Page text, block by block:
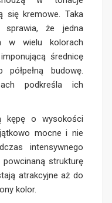
się kremowe. Taka
sprawia, że jedna
w wielu kolorach
średnicę
budowę.
podkreśla ich
kępę o wysokości
mocne i nie
intensywnego
powcinaną strukturę
atrakcyjne aż do
kolor.